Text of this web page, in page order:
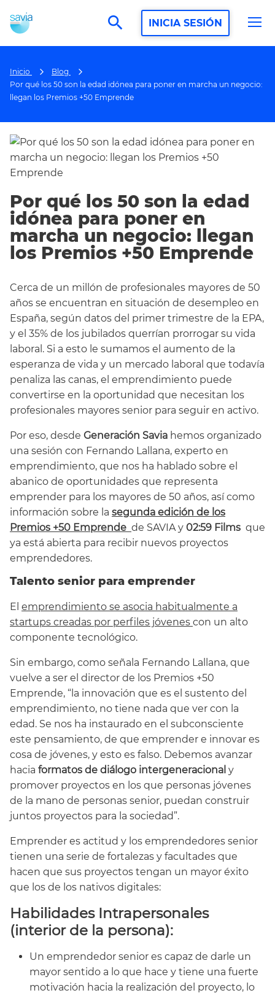
search INICIA SESIÓN
Inicio
Blog
Por qué los 50 son la edad idónea para poner en marcha un negocio:
llegan los Premios +50 Emprende
Por qué los 50 son la edad
idónea para poner en
marcha un negocio: llegan
los Premios +50 Emprende
Cerca de un millón de profesionales mayores de 50
años se encuentran en situación de desempleo en
España, según datos del primer trimestre de la EPA,
y el 35% de los jubilados querrían prorrogar su vida
laboral. Si a esto le sumamos el aumento de la
esperanza de vida y un mercado laboral que todavía
penaliza las canas, el emprendimiento puede
convertirse en la oportunidad que necesitan los
profesionales mayores senior para seguir en activo.
Por eso, desde Generación Savia hemos organizado
una sesión con Fernando Lallana, experto en
emprendimiento, que nos ha hablado sobre el
abanico de oportunidades que representa
emprender para los mayores de 50 años, así como
información sobre la segunda edición de los
Premios +50 Emprende de SAVIA y 02:59 Films que
ya está abierta para recibir nuevos proyectos
emprendedores.
Talento senior para emprender
El emprendimiento se asocia habitualmente a
startups creadas por perfiles jóvenes con un alto
componente tecnológico.
Sin embargo, como señala Fernando Lallana, que
vuelve a ser el director de los Premios +50
Emprende, “la innovación que es el sustento del
emprendimiento, no tiene nada que ver con la
edad. Se nos ha instaurado en el subconsciente
este pensamiento, de que emprender e innovar es
cosa de jóvenes, y esto es falso. Debemos avanzar
hacia formatos de diálogo intergeneracional y
promover proyectos en los que personas jóvenes
de la mano de personas senior, puedan construir
juntos proyectos para la sociedad”.
Emprender es actitud y los emprendedores senior
tienen una serie de fortalezas y facultades que
hacen que sus proyectos tengan un mayor éxito
que los de los nativos digitales:
Habilidades Intrapersonales
(interior de la persona):
Un emprendedor senior es capaz de darle un
mayor sentido a lo que hace y tiene una fuerte
motivación hacia la realización del proyecto, lo